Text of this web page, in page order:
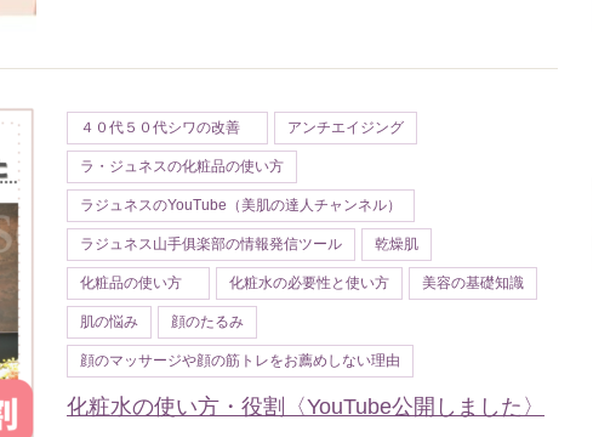
４０代５０代シワの改善 アンチエイジング
ラ・ジュネスの化粧品の使い方
ラジュネスのYouTube（美肌の達人チャンネル）
ラジュネス山手俱楽部の情報発信ツール 乾燥肌
化粧品の使い方 化粧水の必要性と使い方 美容の基礎知識
肌の悩み 顔のたるみ
顔のマッサージや顔の筋トレをお薦めしない理由
化粧水の使い方・役割〈YouTube公開しました〉